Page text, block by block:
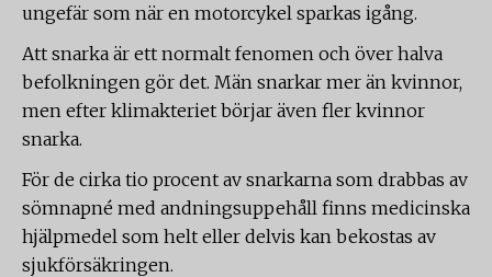
ungefär som när en motorcykel sparkas igång.
Att snarka är ett normalt fenomen och över halva
befolkningen gör det. Män snarkar mer än kvinnor,
men efter klimakteriet börjar även fler kvinnor
snarka.
För de cirka tio procent av snarkarna som drabbas av
sömnapné med andningsuppehåll finns medicinska
hjälpmedel som helt eller delvis kan bekostas av
sjukförsäkringen.